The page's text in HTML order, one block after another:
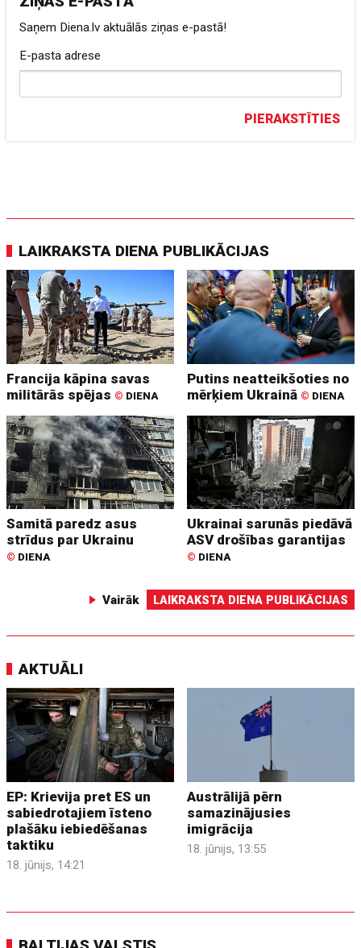
Saņem Diena.lv aktuālās ziņas e-pastā!
E-pasta adrese
PIERAKSTĪTIES
LAIKRAKSTA DIENA PUBLIKĀCIJAS
Francija kāpina savas
militārās spējas © DIENA
Putins neatteikšoties no
mērķiem Ukrainā © DIENA
Samitā paredz asus
strīdus par Ukrainu
© DIENA
Ukrainai sarunās piedāvā
ASV drošības garantijas
© DIENA
Vairāk LAIKRAKSTA DIENA PUBLIKĀCIJAS
AKTUĀLI
EP: Krievija pret ES un
sabiedrotajiem īsteno
plašāku iebiedēšanas
taktiku
18. jūnijs, 14:21
Austrālijā pērn
samazinājusies
imigrācija
18. jūnijs, 13:55